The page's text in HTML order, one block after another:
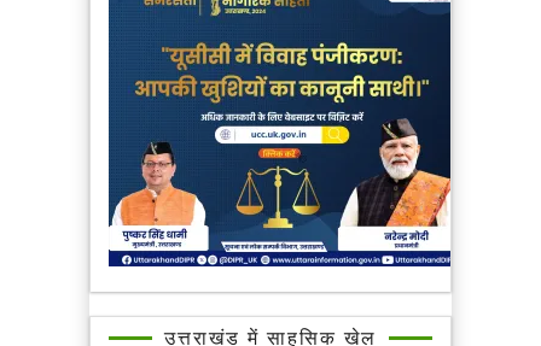
उत्तराखंड में साहसिक खेल